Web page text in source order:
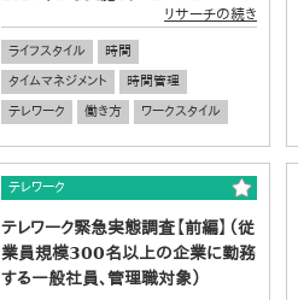
リサーチの続き
ライフスタイル
時間
タイムマネジメント
時間管理
テレワーク
働き方 ワークスタイル
テレワーク
テレワーク緊急実態調査【前編】（従
業員規模300名以上の企業に勤務
する一般社員、管理職対象）